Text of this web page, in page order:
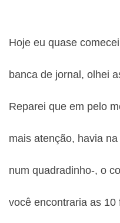
Hoje eu quase
banca de jornal, olhei
Reparei que em pelo
mais atenção, havia
num quadradinho-, o
você encontraria as